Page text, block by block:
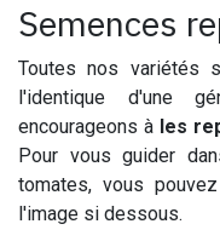
Semences
Toutes nos variétés
l'identique d'une
encourageons à les
Pour vous guider
tomates, vous
l'image si dessous.